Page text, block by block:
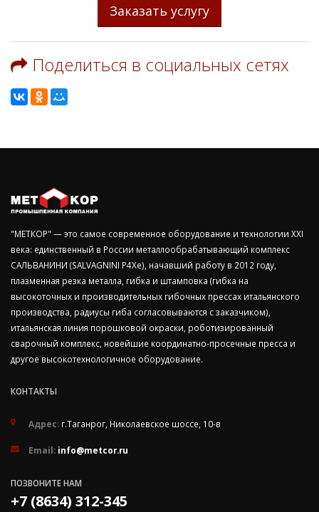
Заказать услугу
Поделиться в социальных сетях
"МЕТКОР" — это самое современное оборудование и технологии ХХI
века: единственный в России металлообрабатывающий комплекс
САЛЬВАНИНИ (SALVAGNINI P4Xe), начавший работу в 2012 году,
плазменная резка металла, гибка и штамповка (гибка на
высокоточных и производительных гибочных прессах итальянского
производства, радиусы гиба согласовываются с заказчиком),
итальянская линия порошковой окраски, роботизированный
сварочный комплекс, новейшие координатно-просечные пресса и
другое высокотехнологичное оборудование.
КОНТАКТЫ
Адрес: г.Таганрог, Николаевское шоссе, 10-в
Email: info@metcor.ru
ПОЗВОНИТЕ НАМ
+7 (8634) 312-345